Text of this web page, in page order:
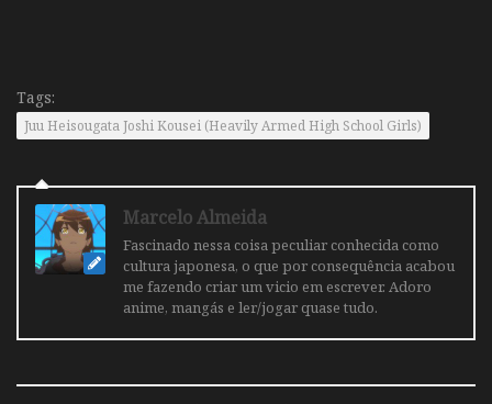
Tags:
Juu Heisougata Joshi Kousei (Heavily Armed High School Girls)
Marcelo Almeida
Fascinado nessa coisa peculiar conhecida como
cultura japonesa, o que por consequência acabou
me fazendo criar um vicio em escrever. Adoro
anime, mangás e ler/jogar quase tudo.